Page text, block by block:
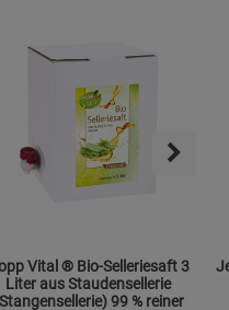
Vital ® Bio-Selleriesaft 3
Liter aus Staudensellerie
99 % reiner